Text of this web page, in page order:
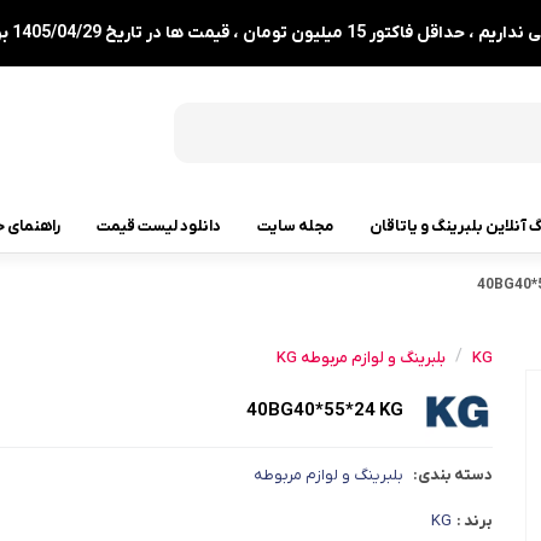
تومان ، قیمت ها در تاریخ 1405/04/29 بروزرسانی شدند.
رولبرینگ مخروطی
رولبرینگ بشکه ای
رولبرینگ بشکه ای کفگرد
آنلاین بلبرینگ و یاتاقان مجله سایت دانلود لیست قیمت راهنمای
KG
/ بلبرینگ و لوازم مربوطه KG
40BG40*55*24 KG
دسته بندی: بلبرینگ و لوازم مربوطه
برند : KG